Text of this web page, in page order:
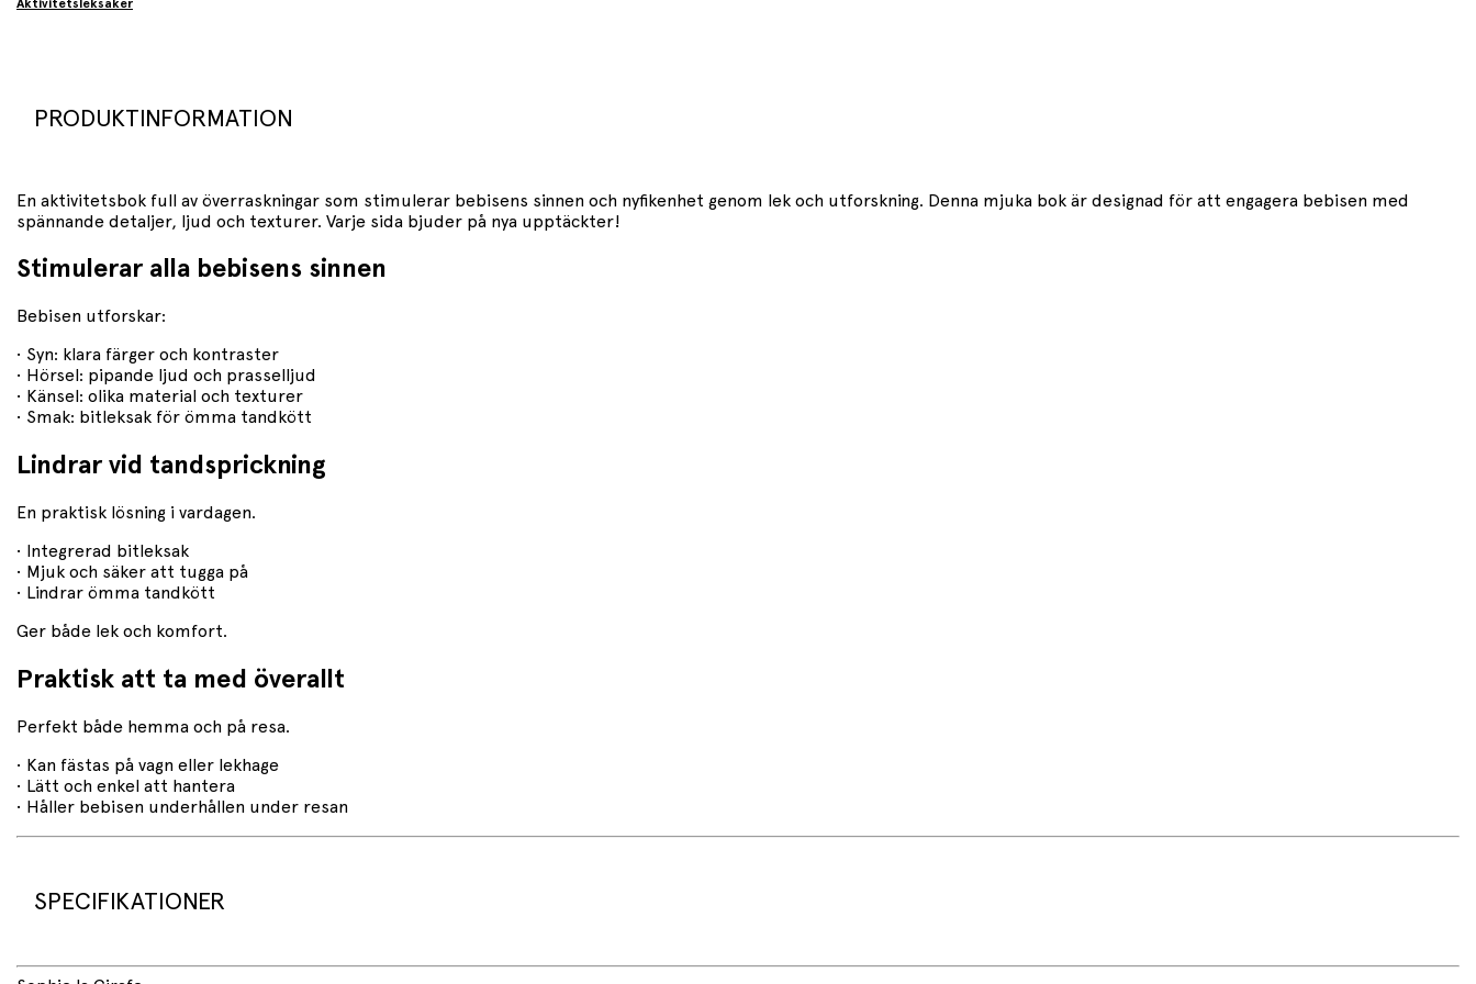
Aktivitetsleksaker
PRODUKTINFORMATION
En aktivitetsbok full av överraskningar som stimulerar bebisens sinnen och nyfikenhet genom lek och utforskning. Denna mjuka bok är designad för att engagera bebisen med
spännande detaljer, ljud och texturer. Varje sida bjuder på nya upptäckter!
Stimulerar alla bebisens sinnen
Bebisen utforskar:
• Syn: klara färger och kontraster
• Hörsel: pipande ljud och prasselljud
• Känsel: olika material och texturer
• Smak: bitleksak för ömma tandkött
Lindrar vid tandsprickning
En praktisk lösning i vardagen.
• Integrerad bitleksak
• Mjuk och säker att tugga på
• Lindrar ömma tandkött
Ger både lek och komfort.
Praktisk att ta med överallt
Perfekt både hemma och på resa.
• Kan fästas på vagn eller lekhage
• Lätt och enkel att hantera
• Håller bebisen underhållen under resan
SPECIFIKATIONER